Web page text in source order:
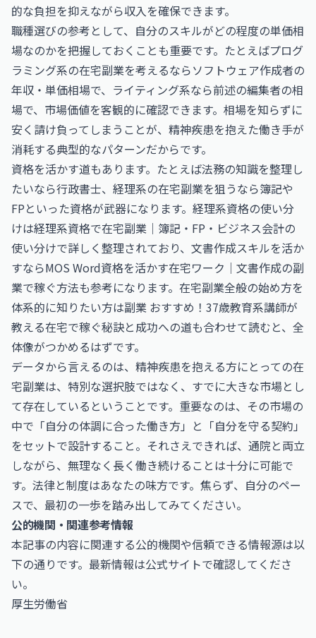
的な負担を抑えながら収入を確保できます。
職種選びの参考として、自分のスキルがどの程度の単価相
場なのかを把握しておくことも重要です。たとえばプログ
ラミング系の在宅副業を考えるならソフトウェア作成者の
年収・単価相場で、ライティング系なら前述の編集者の相
場で、市場価値を客観的に確認できます。相場を知らずに
安く請け負ってしまうことが、精神疾患を抱えた働き手が
消耗する典型的なパターンだからです。
資格を活かす道もあります。たとえば法務の知識を整理し
たいなら行政書士、経理系の在宅副業を狙うなら簿記や
FPといった資格が武器になります。経理系資格の使い分
けは経理系資格で在宅副業｜簿記・FP・ビジネス会計の
使い分けで詳しく整理されており、文書作成スキルを活か
すならMOS Word資格を活かす在宅ワーク｜文書作成の副
業で稼ぐ方法も参考になります。在宅副業全般の始め方を
体系的に知りたい方は副業 おすすめ！37歳教育系講師が
教える在宅で稼ぐ秘訣と成功への道も合わせて読むと、全
体像がつかめるはずです。
データから言えるのは、精神疾患を抱える方にとっての在
宅副業は、特別な選択肢ではなく、すでに大きな市場とし
て存在しているということです。重要なのは、その市場の
中で「自分の体調に合った働き方」と「自分を守る契約」
をセットで設計すること。それさえできれば、通院と両立
しながら、無理なく長く働き続けることは十分に可能で
す。法律と制度はあなたの味方です。焦らず、自分のペー
スで、最初の一歩を踏み出してみてください。
公的機関・関連参考情報
本記事の内容に関連する公的機関や信頼できる情報源は以
下の通りです。最新情報は公式サイトで確認してくださ
い。
厚生労働省